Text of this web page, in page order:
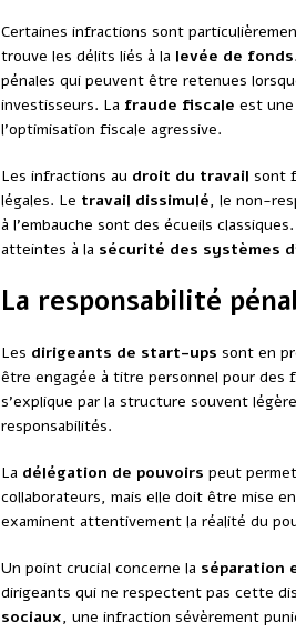
Certaines infractions sont
trouve les délits liés à la levée de fonds
pénales qui peuvent être retenues
investisseurs. La fraude fiscale est
l’optimisation fiscale agressive.
Les infractions au droit du travail sont
légales. Le travail dissimulé, le non-
à l’embauche sont des écueils
atteintes à la sécurité des systèmes
La responsabilité
Les dirigeants de start-ups sont en
être engagée à titre personnel pour des
s’explique par la structure souvent
responsabilités.
La délégation de pouvoirs peut
collaborateurs, mais elle doit être mise
examinent attentivement la réalité du
Un point crucial concerne la séparation
dirigeants qui ne respectent pas cette
sociaux, une infraction sévèrement